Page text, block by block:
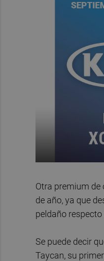
Otra premium de
de año, ya que
peldaño
Se puede decir
Taycan, su